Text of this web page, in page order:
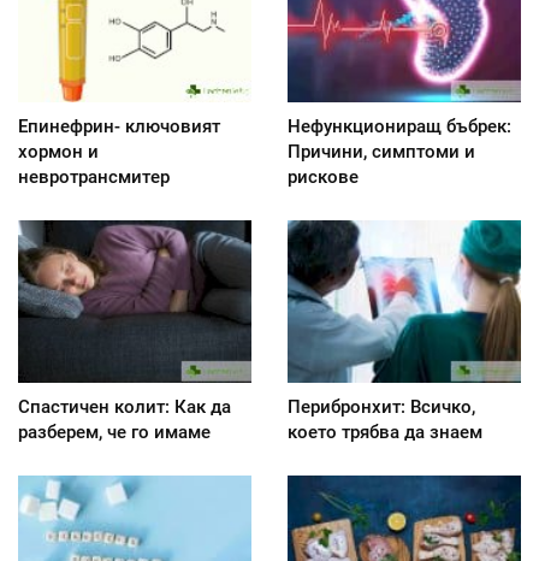
Епинефрин- ключовият
хормон и
невротрансмитер
Нефункциониращ бъбрек:
Причини, симптоми и
рискове
Спастичен колит: Как да
разберем, че го имаме
Перибронхит: Всичко,
което трябва да знаем